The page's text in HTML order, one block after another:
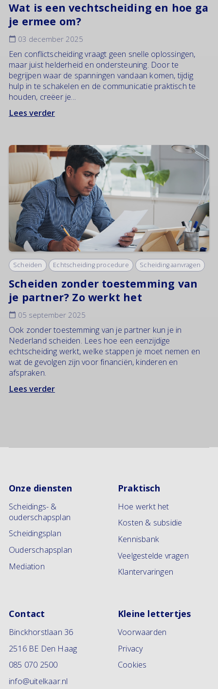
Wat is een vechtscheiding en hoe ga
je ermee om?
03 december 2025
Een conflictscheiding vraagt geen snelle oplossingen,
maar juist helderheid en ondersteuning. Door te
begrijpen waar de spanningen vandaan komen, tijdig
hulp in te schakelen en de communicatie praktisch te
houden, creëer je...
Lees verder
Scheiden Echtscheiding procedure Scheiding aanvragen
Scheiden zonder toestemming van
je partner? Zo werkt het
05 september 2025
Ook zonder toestemming van je partner kun je in
Nederland scheiden. Lees hoe een eenzijdige
echtscheiding werkt, welke stappen je moet nemen en
wat de gevolgen zijn voor financiën, kinderen en
afspraken.
Lees verder
Onze diensten
Scheidings- &
ouderschapsplan
Scheidingsplan
Ouderschapsplan
Mediation
Praktisch
Hoe werkt het
Kosten & subsidie
Kennisbank
Veelgestelde vragen
Klantervaringen
Contact
Binckhorstlaan 36
2516 BE Den Haag
085 070 2500
info@uitelkaar.nl
Kleine lettertjes
Voorwaarden
Privacy
Cookies